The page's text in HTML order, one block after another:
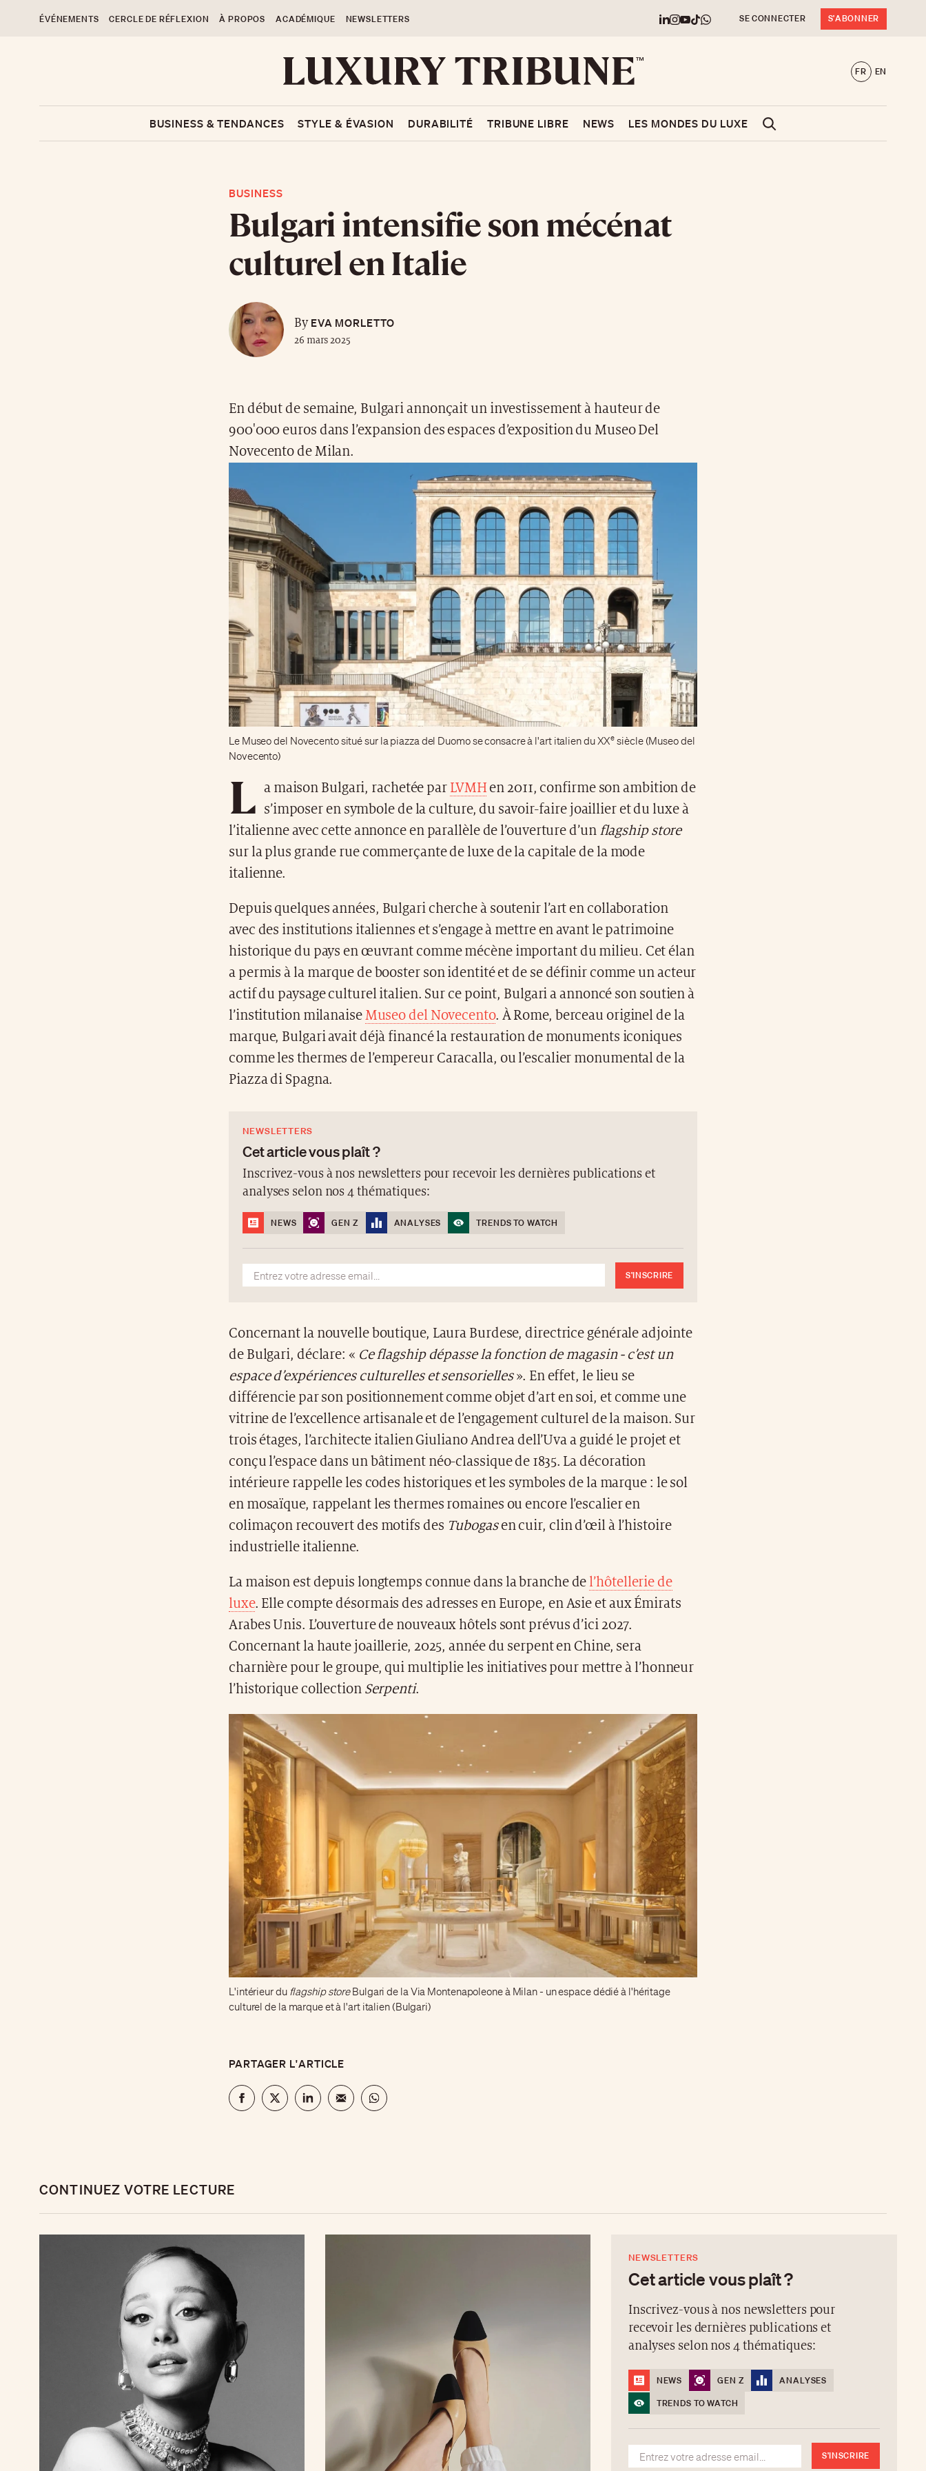
ÉVÉNEMENTS CERCLE DE RÉFLEXION À PROPOS ACADÉMIQUE NEWSLETTERS SE CONNECTER S'ABONNER
FR EN
BUSINESS & TENDANCES STYLE & ÉVASION DURABILITÉ TRIBUNE LIBRE NEWS LES MONDES DU LUXE
BUSINESS
Bulgari intensifie son mécénat
culturel en Italie
ByEVA MORLETTO
26 mars 2025
En début de semaine, Bulgari annonçait un investissement à hauteur de
900'000 euros dans l’expansion des espaces d’exposition du Museo Del
Novecento de Milan.
Le Museo del Novecento situé sur la piazza del Duomo se consacre à l'art italien du XXesiècle (Museo del
Novecento)
L a maison Bulgari, rachetée par LVMHen 2011, confirme son ambition de
s’imposer en symbole de la culture, du savoir-faire joaillier et du luxe à
l’italienne avec cette annonce en parallèle de l’ouverture d’un flagship store
sur la plus grande rue commerçante de luxe de la capitale de la mode
italienne.
Depuis quelques années, Bulgari cherche à soutenir l’art en collaboration
avec des institutions italiennes et s’engage à mettre en avant le patrimoine
historique du pays en œuvrant comme mécène important du milieu. Cet élan
a permis à la marque de booster son identité et de se définir comme un acteur
actif du paysage culturel italien. Sur ce point, Bulgari a annoncé son soutien à
l’institution milanaiseMuseo del Novecento. À Rome, berceau originel de la
marque, Bulgari avait déjà financé la restauration de monuments iconiques
comme les thermes de l’empereur Caracalla, ou l’escalier monumental de la
Piazza di Spagna.
NEWSLETTERS
Cet article vous plaît ?
Inscrivez-vous à nos newsletters pour recevoir les dernières publications et
analyses selon nos 4 thématiques:
NEWS GEN Z ANALYSES TRENDS TO WATCH
S'INSCRIRE
Concernant la nouvelle boutique, Laura Burdese, directrice générale adjointe
de Bulgari, déclare: « Ce flagship dépasse la fonction de magasin - c’est un
espace d’expériences culturelles et sensorielles». En effet, le lieu se
différencie par son positionnement comme objet d’art en soi, et comme une
vitrine de l’excellence artisanale et de l’engagement culturel de la maison. Sur
trois étages, l’architecte italien Giuliano Andrea dell’Uva a guidé le projet et
conçu l’espace dans un bâtiment néo-classique de 1835. La décoration
intérieure rappelle les codes historiques et les symboles de la marque : le sol
en mosaïque, rappelant les thermes romaines ou encore l’escalier en
colimaçon recouvert des motifs des Tubogasen cuir, clin d’œil à l’histoire
industrielle italienne.
La maison est depuis longtemps connue dans la branche de l’hôtellerie de
luxe. Elle compte désormais des adresses en Europe, en Asie et aux Émirats
Arabes Unis. L’ouverture de nouveaux hôtels sont prévus d’ici 2027.
Concernant la haute joaillerie, 2025, année du serpent en Chine, sera
charnière pour le groupe, qui multiplie les initiatives pour mettre à l’honneur
l’historique collection Serpenti.
L'intérieur du flagship storeBulgari de la Via Montenapoleone à Milan - un espace dédié à l'héritage
culturel de la marque et à l'art italien (Bulgari)
PARTAGER L'ARTICLE
CONTINUEZ VOTRE LECTURE
NEWSLETTERS
Cet article vous plaît ?
Inscrivez-vous à nos newsletters pour
recevoir les dernières publications et
analyses selon nos 4 thématiques:
NEWS GEN Z
ANALYSES
TRENDS TO WATCH
S'INSCRIRE